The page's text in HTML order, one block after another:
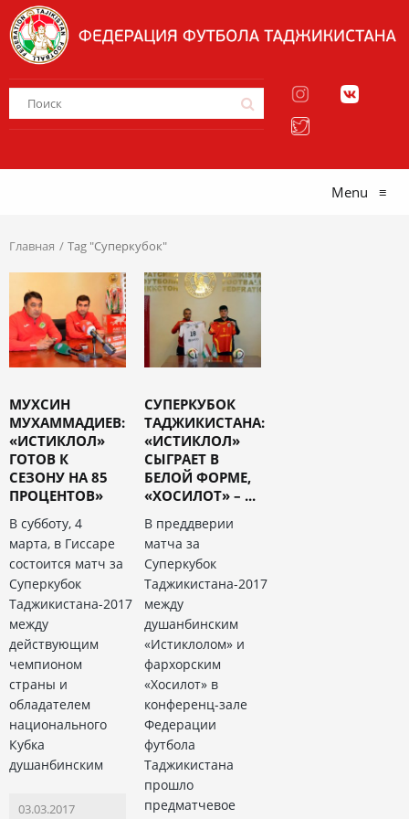
Menu ≡
Главная Tag "Суперкубок"
МУХСИН
МУХАММАДИЕВ:
«ИСТИКЛОЛ»
ГОТОВ К
СЕЗОНУ НА 85
ПРОЦЕНТОВ»
В субботу, 4
марта, в Гиссаре
состоится матч за
Суперкубок
Таджикистана-2017
между
действующим
чемпионом
страны и
обладателем
национального
Кубка
душанбинским
03.03.2017
СУПЕРКУБОК
ТАДЖИКИСТАНА:
«ИСТИКЛОЛ»
СЫГРАЕТ В
БЕЛОЙ ФОРМЕ,
«ХОСИЛОТ» – ...
В преддверии
матча за
Суперкубок
Таджикистана-2017
между
душанбинским
«Истиклолом» и
фархорским
«Хосилот» в
конференц-зале
Федерации
футбола
Таджикистана
прошло
предматчевое